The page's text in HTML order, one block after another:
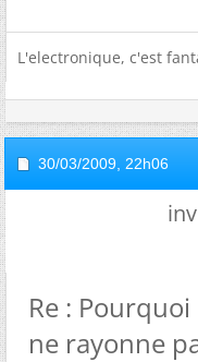
L'electronique, c'est
30/03/2009, 22h06
Re :
ne rayonne